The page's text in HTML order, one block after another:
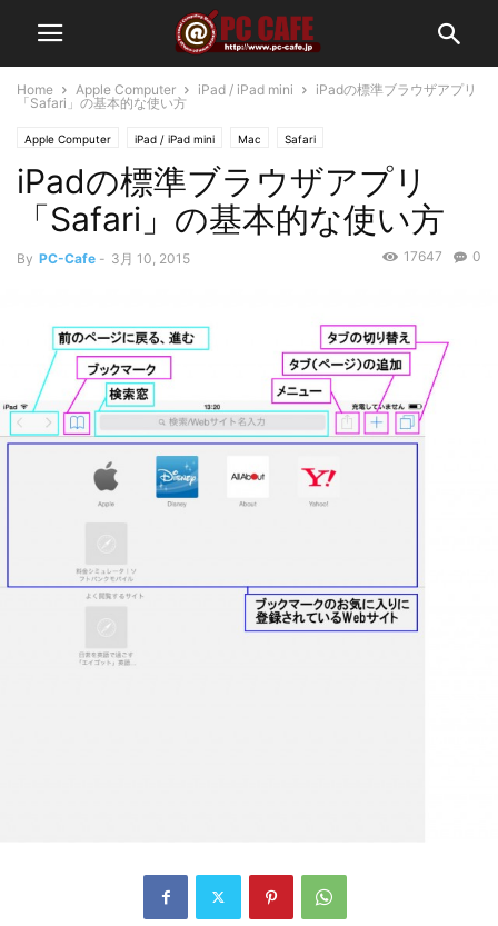
Home Apple Computer iPad / iPad mini
iPadの標準ブラウザアプリ
「Safari」の基本的な使い方
Apple Computer iPad / iPad mini Mac Safari
iPadの標準ブラウザアプリ
「Safari」の基本的な使い方
By PC-Cafe - 3月 10, 2015 0
17647